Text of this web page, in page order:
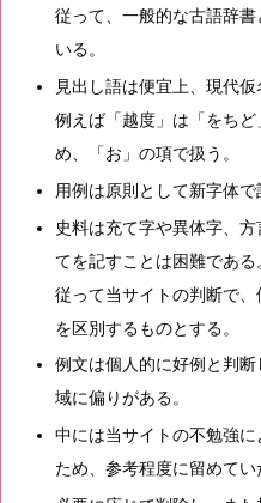
従って、一般的な古語辞
いる。
見出し語は便宜上、現代仮
例えば「越度」は「をち
め、「お」の項で扱う。
用例は原則として新字体で
史料は充て字や異体字、
てを記すことは困難である
従って当サイトの判断で
を区別するものとする。
例文は個人的に好例と判
域に偏りがある。
中には当サイトの不勉強
ため、参考程度に留めてい